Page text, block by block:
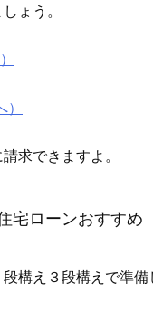
ょう。
求できますよ。
宅ローンおすすめ
構え３段構えで準